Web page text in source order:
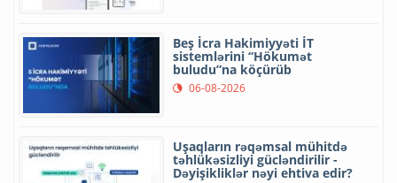
Beş İcra Hakimiyyəti İT
sistemlərini “Hökumət
buludu”na köçürüb
06-08-2026
Uşaqların rəqəmsal mühitdə
təhlükəsizliyi gücləndirilir -
Dəyişikliklər nəyi ehtiva edir?